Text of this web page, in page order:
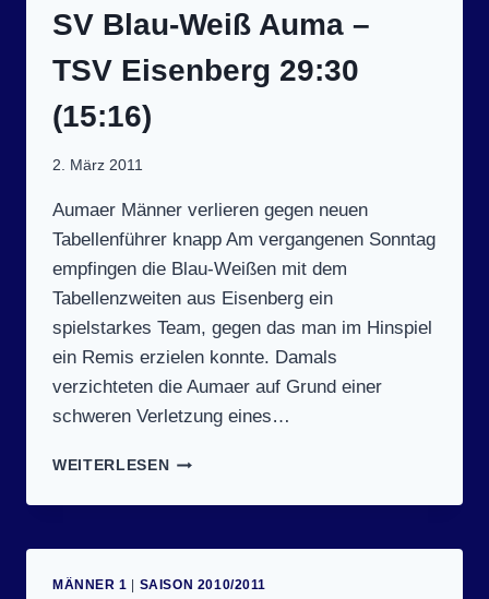
BLAU-
WEISS A
UMA 2
6:20 (
SV Blau-Weiß Auma –
TSV Eisenberg 29:30
(15:16)
2. März 2011
Aumaer Männer verlieren gegen neuen
Tabellenführer knapp Am vergangenen Sonntag
empfingen die Blau-Weißen mit dem
Tabellenzweiten aus Eisenberg ein
spielstarkes Team, gegen das man im Hinspiel
ein Remis erzielen konnte. Damals
verzichteten die Aumaer auf Grund einer
schweren Verletzung eines…
WEITERLESENSPIELTAG
(27.2.2011):
BLAU-
MÄNNER 1 SAISON 2010/2011